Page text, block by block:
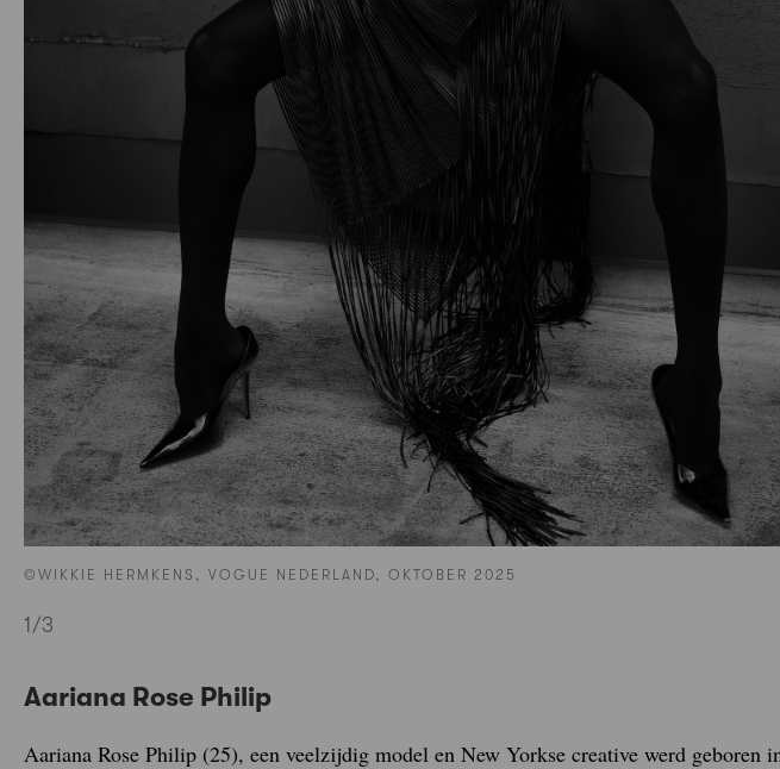
©WIKKIE HERMKENS, VOGUE NEDERLAND, OKTOBER 2025
1/3
Aariana Rose Philip
Aariana Rose Philip (25), een veelzijdig model en New Yorkse creative werd geboren